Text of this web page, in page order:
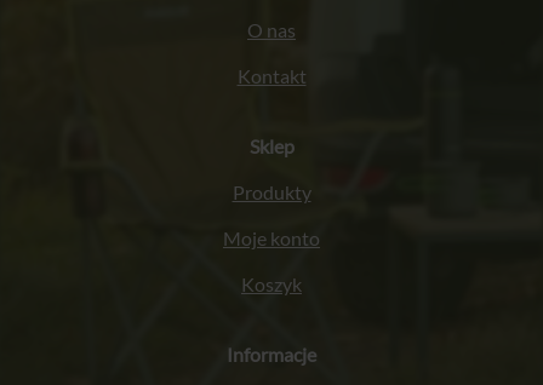
O nas
Kontakt
Sklep
Produkty
Moje konto
Koszyk
Informacje